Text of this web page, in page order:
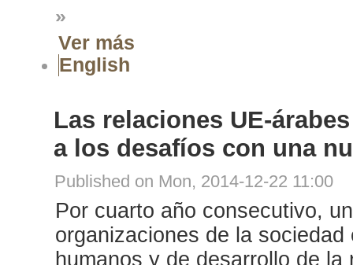
»
Ver más
English
Las relaciones UE-
a los desafíos con una
Published on Mon, 2014-12-22 11:00
Por cuarto año consecutivo,
organizaciones de la
humanos y de desarrollo de la